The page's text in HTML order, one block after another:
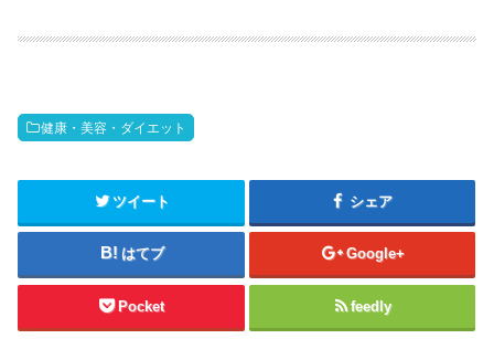
健康・美容・ダイエット
ツイート シェア
はてブ Google+
Pocket feedly